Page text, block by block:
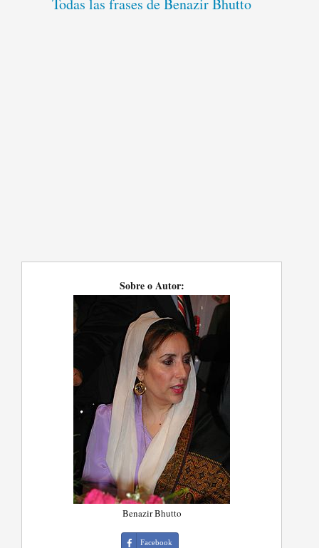
Todas las frases de Benazir Bhutto
Sobre o Autor:
Benazir Bhutto
Facebook